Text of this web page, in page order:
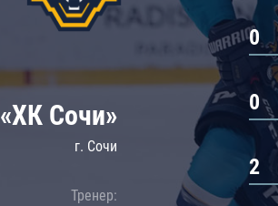
Локомотив
ЦСКА
Шанхайские Драконы
«ХК Сочи»
г. Сочи
Тренер:
0
0
2